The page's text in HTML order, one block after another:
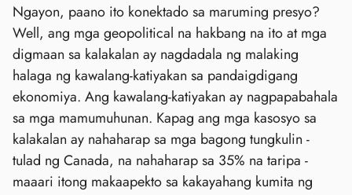
Ngayon, paano ito konektado sa maruming presyo?
Well, ang mga geopolitical na hakbang na ito at mga
digmaan sa kalakalan ay nagdadala ng malaking
halaga ng kawalang-katiyakan sa pandaigdigang
ekonomiya. Ang kawalang-katiyakan ay nagpapabahala
sa mga mamumuhunan. Kapag ang mga kasosyo sa
kalakalan ay nahaharap sa mga bagong tungkulin -
tulad ng Canada, na nahaharap sa 35% na taripa -
maaari itong makaapekto sa kakayahang kumita ng